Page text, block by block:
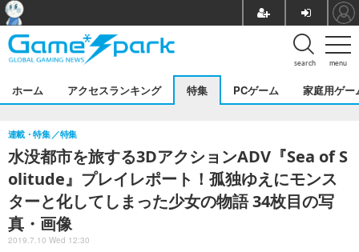
menu
search
ホーム アクセスランキング 特集 PCゲーム 家庭用ゲー
水没都市を旅する3DアクションADV『Sea of S
olitude』プレイレポート！孤独ゆえにモンス
ターと化してしまった少女の物語 34枚目の写
真・画像
連載・特集 特集
2019.7.10 Wed 12:30